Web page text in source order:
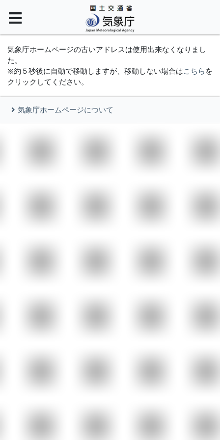
気象庁ホームページの古いアドレスは使用出来なくなりまし
た。
※約５秒後に自動で移動しますが、移動しない場合はこちら を
クリックしてください。
気象庁ホームページについて